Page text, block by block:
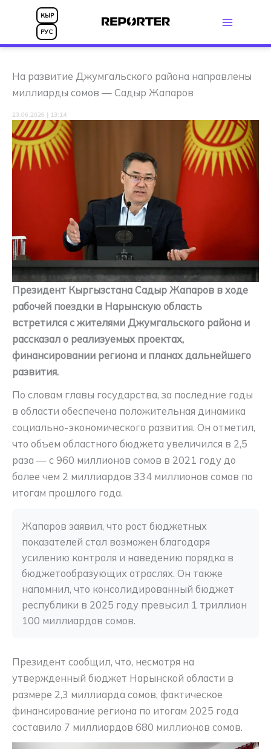
Перейти
содержимому
КЫР
РУС
На развитие Джумгальского района направлены
миллиарды сомов — Садыр Жапаров
23.06.2026 | 13:14
Президент Кыргызстана Садыр Жапаров в ходе
рабочей поездки в Нарынскую область
встретился с жителями Джумгальского района и
рассказал о реализуемых проектах,
финансировании региона и планах дальнейшего
развития.
По словам главы государства, за последние годы
в области обеспечена положительная динамика
социально-экономического развития. Он отметил,
что объем областного бюджета увеличился в 2,5
раза — с 960 миллионов сомов в 2021 году до
более чем 2 миллиардов 334 миллионов сомов по
итогам прошлого года.
Жапаров заявил, что рост бюджетных
показателей стал возможен благодаря
усилению контроля и наведению порядка в
бюджетообразующих отраслях. Он также
напомнил, что консолидированный бюджет
республики в 2025 году превысил 1 триллион
100 миллиардов сомов.
Президент сообщил, что, несмотря на
утвержденный бюджет Нарынской области в
размере 2,3 миллиарда сомов, фактическое
финансирование региона по итогам 2025 года
составило 7 миллиардов 680 миллионов сомов.